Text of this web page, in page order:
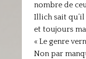
nombre de
Illich sait
et toujours
« Le genre
Non par